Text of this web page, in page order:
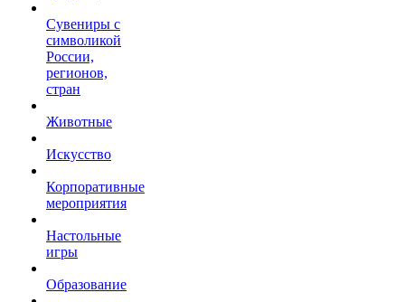
Сувениры с
символикой
России,
регионов,
стран
Животные
Искусство
Корпоративные
мероприятия
Настольные
игры
Образование